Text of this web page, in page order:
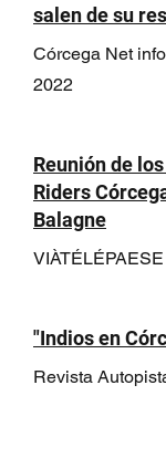
salen de su
Córcega Net
2022
Reunión de
Riders
Balagne
"Indios en
Revista